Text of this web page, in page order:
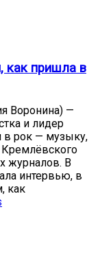
как пришла в
Воронина) —
и лидер
в рок — музыку,
Кремлёвского
журналов. В
интервью, в
как